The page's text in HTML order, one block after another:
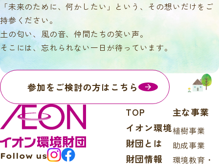
「未来のために、何かしたい」という、その想いだけをご
持参ください。
土の匂い、風の音、仲間たちの笑い声。
そこには、忘れられない一日が待っています。
参加をご検討の方はこちら
Follow us
TOP
イオン環境
財団とは
財団情報
主な事業
植樹事業
助成事業
環境教育・